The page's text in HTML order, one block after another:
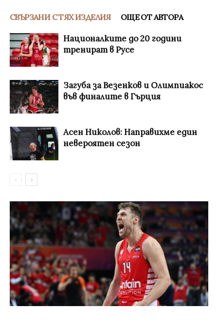
СВЪРЗАНИ С ТЯХ ИЗДЕЛИЯ ОЩЕ ОТ АВТОРА
Националките до 20 години
тренират в Русе
Загуба за Везенков и Олимпиакос
във финалите в Гърция
Асен Николов: Направихме един
невероятен сезон